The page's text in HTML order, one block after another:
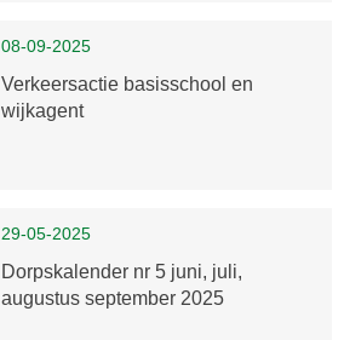
08-09-2025
Verkeersactie basisschool en
wijkagent
29-05-2025
Dorpskalender nr 5 juni, juli,
augustus september 2025